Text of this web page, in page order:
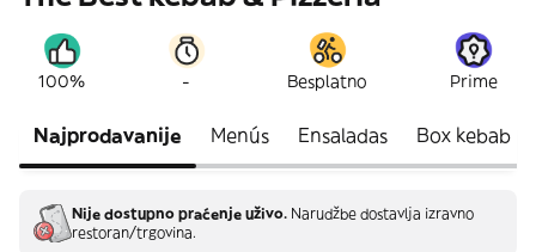
100% - Besplatno Prime
Najprodavanije Menús Ensaladas Box kebab
Nije dostupno praćenje uživo. Narudžbe dostavlja izravno
restoran/trgovina.